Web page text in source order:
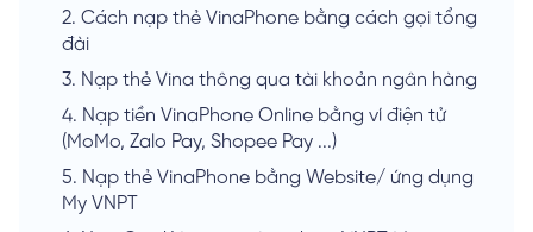
2. Cách nạp thẻ VinaPhone bằng cách gọi tổng
đài
3. Nạp thẻ Vina thông qua tài khoản ngân hàng
4. Nạp tiền VinaPhone Online bằng ví điện tử
(MoMo, Zalo Pay, Shopee Pay ...)
5. Nạp thẻ VinaPhone bằng Website/ ứng dụng
My VNPT